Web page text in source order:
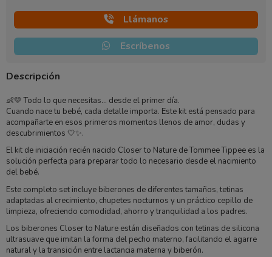
Llámanos
Escríbenos
Descripción
👶💛 Todo lo que necesitas… desde el primer día.
Cuando nace tu bebé, cada detalle importa. Este kit está pensado para
acompañarte en esos primeros momentos llenos de amor, dudas y
descubrimientos 🤍✨.
El kit de iniciación recién nacido Closer to Nature deTommee Tippeees la
solución perfecta para preparar todo lo necesario desde el nacimiento
del bebé.
Este completo set incluye biberones de diferentes tamaños, tetinas
adaptadas al crecimiento, chupetes nocturnos y un práctico cepillo de
limpieza, ofreciendo comodidad, ahorro y tranquilidad a los padres.
Los biberones Closer to Nature están diseñados con tetinas de silicona
ultrasuave que imitan la forma del pecho materno, facilitando el agarre
natural y la transición entre lactancia materna y biberón.